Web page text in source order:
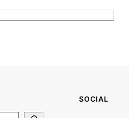
SOCIAL